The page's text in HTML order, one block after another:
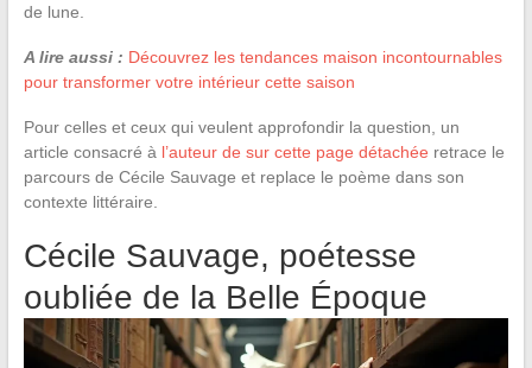
de lune.
A lire aussi : Découvrez les tendances maison incontournables
pour transformer votre intérieur cette saison
Pour celles et ceux qui veulent approfondir la question, un
article consacré à l’auteur de sur cette page détachée retrace le
parcours de Cécile Sauvage et replace le poème dans son
contexte littéraire.
Cécile Sauvage, poétesse
oubliée de la Belle Époque